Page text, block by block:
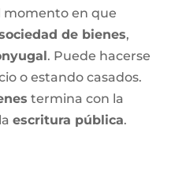
momento en que
de bienes,
. Puede hacerse
o estando casados.
termina con la
escritura pública.